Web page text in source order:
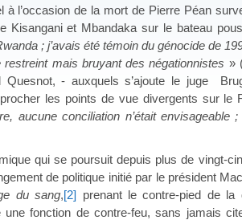
l’occasion de la mort de Pierre Péan
Kisangani et Mbandaka sur le bateau
; j’avais été témoin du génocide de
restreint mais bruyant des négationnistes »
Quesnot, - auxquels s’ajoute le juge
les points de vue divergents sur le
aucune conciliation n’était envisageable
qui se poursuit depuis plus de vingt-
de politique initié par le président
du sang,[2] prenant le contre-pied de
une fonction de contre-feu, sans jamais